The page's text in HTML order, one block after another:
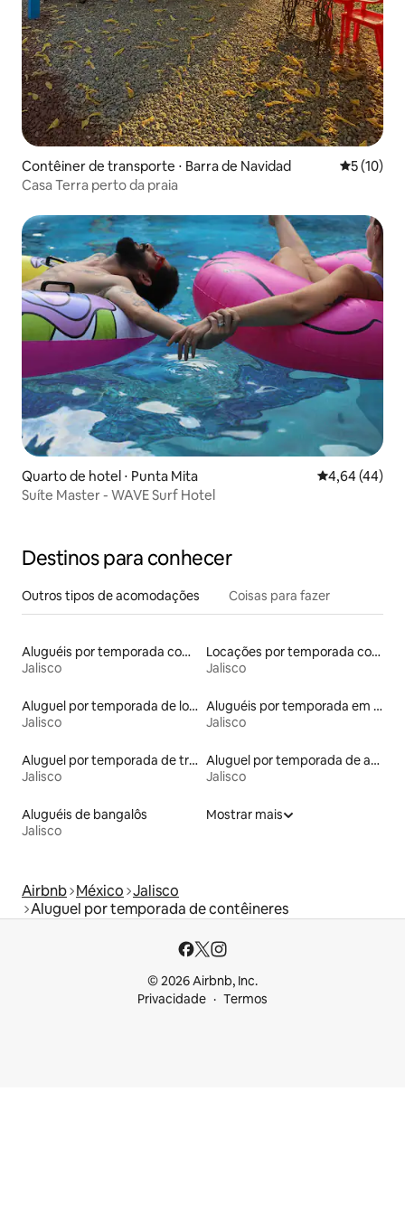
Contêiner de transporte ⋅ Barra de Navidad 5 de uma
5 (10)
Casa Terra perto da praia
Quarto de hotel ⋅ Punta Mita 4,64 de uma
4,64 (44)
Suíte Master - WAVE Surf Hotel
Destinos para conhecer
Outros tipos de acomodações Coisas para fazer
Aluguéis por temporada com acesso ao lago
Jalisco
Locações por temporada com piscina
Jalisco
Aluguel por temporada de lofts
Jalisco
Aluguéis por temporada em resorts
Jalisco
Aluguel por temporada de trailers
Jalisco
Aluguel por temporada de apart-hotéis
Jalisco
Aluguéis de bangalôs
Jalisco
Mostrar mais
Airbnb México Jalisco
Aluguel por temporada de contêineres
© 2026 Airbnb, Inc.
Privacidade
Termos